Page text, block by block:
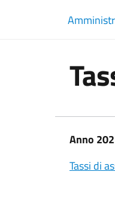
In
Anno
Tassi di